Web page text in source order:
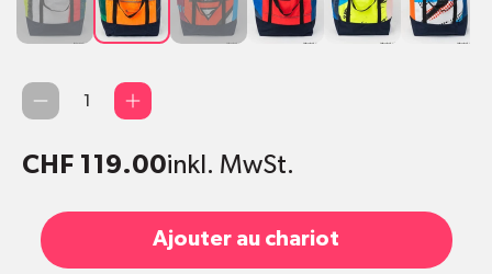
#1
#2
#3
#4
#5
#6
Quantité
CHF 119.00inkl. MwSt.
Ajouter au chariot